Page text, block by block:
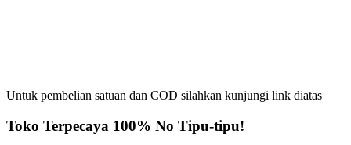
Untuk pembelian satuan dan COD silahkan kunjungi link diatas
Toko Terpecaya 100% No Tipu-tipu!